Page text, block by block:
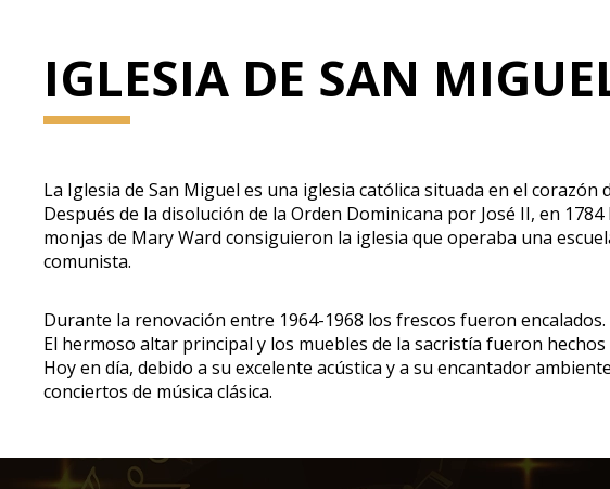
IGLESIA DE SAN
La Iglesia de San Miguel es una iglesia católica situada en el
Después de la disolución de la Orden Dominicana por José II, en
monjas de Mary Ward consiguieron la iglesia que operaba una
comunista.
Durante la renovación entre 1964-1968 los frescos fueron
El hermoso altar principal y los muebles de la sacristía fueron
Hoy en día, debido a su excelente acústica y a su encantador
conciertos de música clásica.